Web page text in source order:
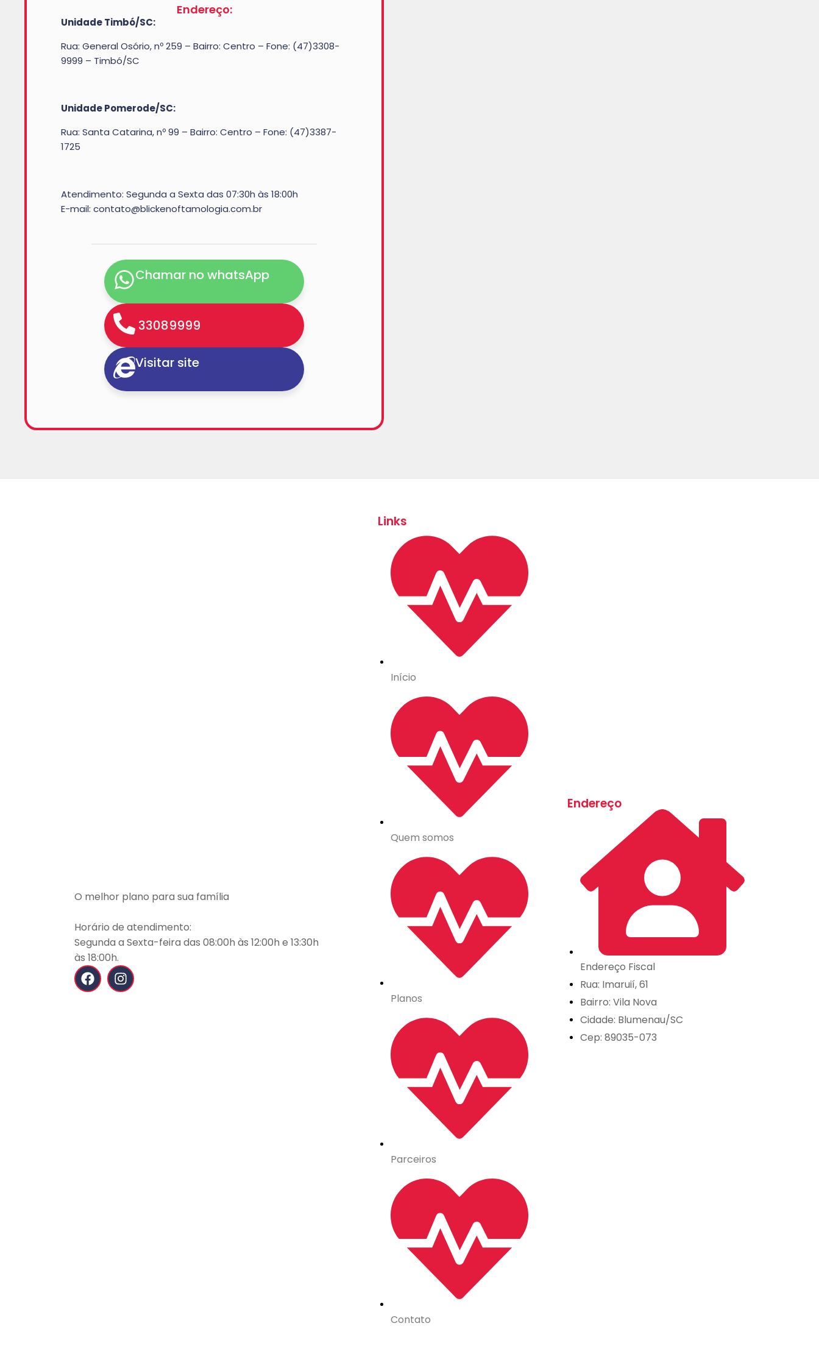
Endereço:
Unidade Timbó/SC:
Rua: General Osório, nº 259 – Bairro: Centro – Fone: (47)3308-
9999 – Timbó/SC
Unidade Pomerode/SC:
Rua: Santa Catarina, nº 99 – Bairro: Centro – Fone: (47)3387-
1725
Atendimento: Segunda a Sexta das 07:30h às 18:00h
E-mail: contato@blickenoftamologia.com.br
Chamar no whatsApp
33089999
Visitar site
O melhor plano para sua família
Horário de atendimento:
Segunda a Sexta-feira das 08:00h às 12:00h e 13:30h
às 18:00h.
Links
Início
Quem somos
Planos
Parceiros
Contato
Endereço
Endereço Fiscal
Rua: Imaruií, 61
Bairro: Vila Nova
Cidade: Blumenau/SC
Cep: 89035-073